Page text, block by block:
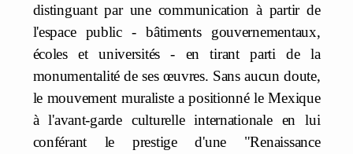
distinguant par une communication à partir de
l'espace public - bâtiments gouvernementaux,
écoles et universités - en tirant parti de la
monumentalité de ses œuvres. Sans aucun doute,
le mouvement muraliste a positionné le Mexique
à l'avant-garde culturelle internationale en lui
conférant le prestige d'une "Renaissance